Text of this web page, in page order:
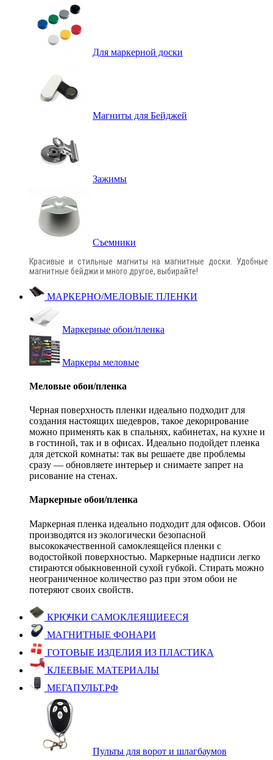
Для маркерной доски
Магниты для Бейджей
Зажимы
Съемники
Красивые и стильные магниты на магнитные доски. Удобные
магнитные бейджи и много другое, выбирайте!
МАРКЕРНО/МЕЛОВЫЕ ПЛЕНКИ
Маркерные обои/пленка
Маркеры меловые
Меловые обои/пленка
Черная поверхность пленки идеально подходит для
создания настоящих шедевров, такое декорирование
можно применять как в спальнях, кабинетах, на кухне и
в гостиной, так и в офисах. Идеально подойдет пленка
для детской комнаты: так вы решаете две проблемы
сразу — обновляете интерьер и снимаете запрет на
рисование на стенах.
Маркерные обои/пленка
Маркерная пленка идеально подходит для офисов. Обои
производятся из экологически безопасной
высококачественной самоклеящейся пленки с
водостойкой поверхностью. Маркерные надписи легко
стираются обыкновенной сухой губкой. Стирать можно
неограниченное количество раз при этом обои не
потеряют своих свойств.
КРЮЧКИ САМОКЛЕЯЩИЕЕСЯ
МАГНИТНЫЕ ФОНАРИ
ГОТОВЫЕ ИЗДЕЛИЯ ИЗ ПЛАСТИКА
КЛЕЕВЫЕ МАТЕРИАЛЫ
МЕГАПУЛЬТ.РФ
Пульты для ворот и шлагбаумов